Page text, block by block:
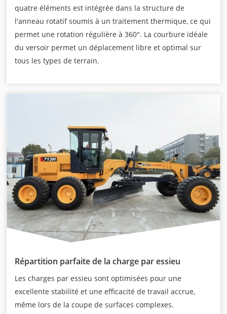
quatre éléments est intégrée dans la structure de
l'anneau rotatif soumis à un traitement thermique, ce qui
permet une rotation régulière à 360°. La courbure idéale
du versoir permet un déplacement libre et optimal sur
tous les types de terrain.
Répartition parfaite de la charge par essieu
Les charges par essieu sont optimisées pour une
excellente stabilité et une efficacité de travail accrue,
même lors de la coupe de surfaces complexes.